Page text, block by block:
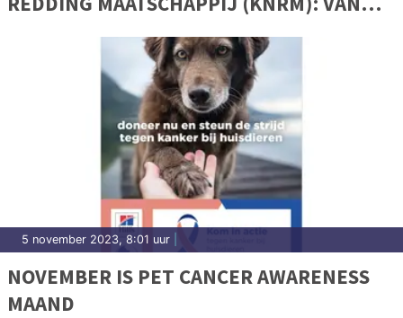
ROEIREDDINGBOTEN NAAR
HYPERMODERNE SCHEPEN
5 november 2023, 8:01 uur
NOVEMBER IS PET CANCER AWARENESS
MAAND